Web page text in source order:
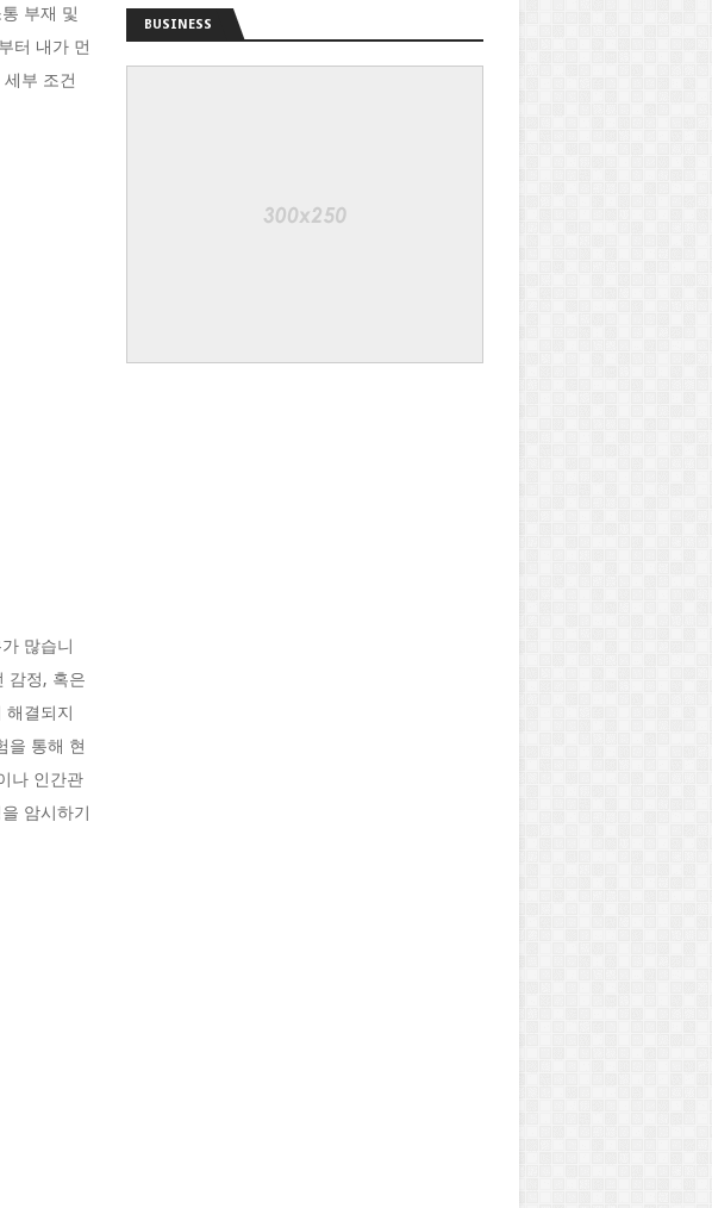
부재 및
터 내가 먼
부 조건
많습니
감정, 혹은
해결되지
을 통해 현
나 인간관
암시하기
BUSINESS